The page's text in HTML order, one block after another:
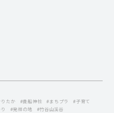
りたか #貴船神社 #まちプラ
#子育て
#発祥の地
#竹谷山渓谷